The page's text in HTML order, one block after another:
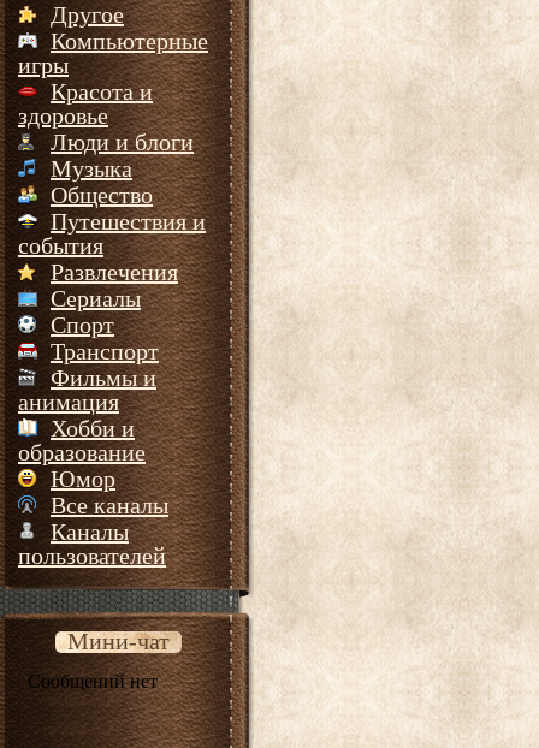
Другое
Компьютерные
игры
Красота и
здоровье
Люди и блоги
Музыка
Общество
Путешествия и
события
Развлечения
Сериалы
Спорт
Транспорт
Фильмы и
анимация
Хобби и
образование
Юмор
Все каналы
Каналы
пользователей
Мини-чат